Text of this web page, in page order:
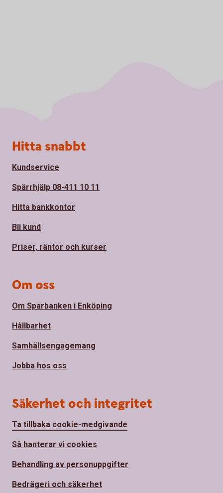
Sidfot
Hitta snabbt
Kundservice
Spärrhjälp 08-411 10 11
Hitta bankkontor
Bli kund
Priser, räntor och kurser
Om oss
Om Sparbanken i Enköping
Hållbarhet
Samhällsengagemang
Jobba hos oss
Säkerhet och integritet
Ta tillbaka cookie-medgivande
Så hanterar vi cookies
Behandling av personuppgifter
Bedrägeri och säkerhet